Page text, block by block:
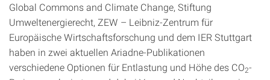
Global Commons and Climate Change, Stiftung
Umweltenergierecht, ZEW – Leibniz-Zentrum für
Europäische Wirtschaftsforschung und dem IER Stuttgart
haben in zwei aktuellen Ariadne-Publikationen
verschiedene Optionen für Entlastung und Höhe des CO2-